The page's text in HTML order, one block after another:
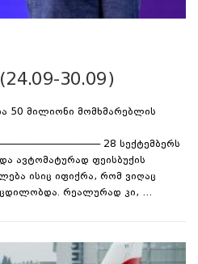
(24.09-30.09)
50 მილიონი მომხმარებლის
28 სექტემბერს
ავტომატურად ფეისბუქის
ისიც იფიქრა, რომ ვიღაც
ცდილობდა. რეალურად კი, …